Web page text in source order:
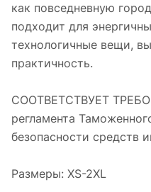
как повседневную
подходит для
технологичные вещи,
практичность.
СООТВЕТСТВУЕТ
регламента
безопасности средств
Размеры: XS-2XL